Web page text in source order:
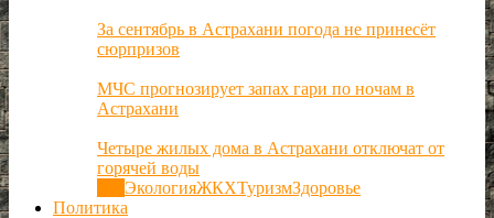
За сентябрь в Астрахани погода не принесёт
сюрпризов
МЧС прогнозирует запах гари по ночам в
Астрахани
Четыре жилых дома в Астрахани отключат от
горячей воды
ЭкологияЖКХТуризмЗдоровье
Политика